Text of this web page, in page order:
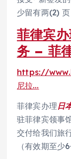
少留有两(2)
菲律宾
务 – 菲
https://
尼拉…
菲律宾办理日
驻菲律宾领事
交付给我们旅
（有效期至少